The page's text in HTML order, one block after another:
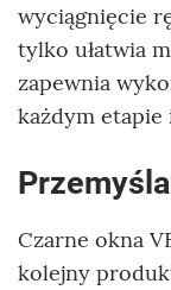
wyciągnięcie
tylko ułatwia
zapewnia
każdym etapie
Czarne okna
kolejny